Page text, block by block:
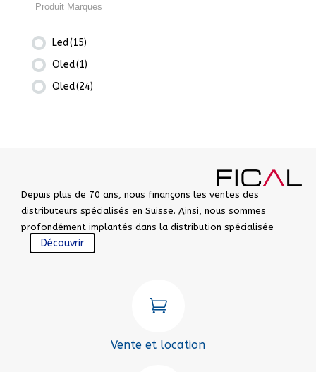
Led(15)
Oled(1)
Qled(24)
Depuis plus de 70 ans, nous finançons les ventes des
distributeurs spécialisés en Suisse. Ainsi, nous sommes
profondément implantés dans la distribution spécialisée
Découvrir

Vente et location